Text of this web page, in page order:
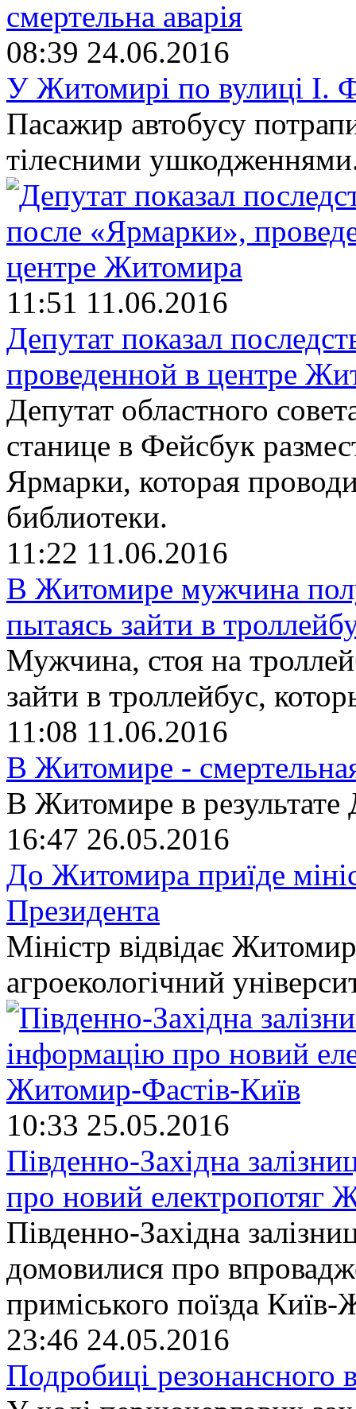
08:39 24.06.2016
У Житомирі по вулиці І.
Пасажир автобусу
тілесними
11:51 11.06.2016
Депутат показал
проведенной в центре
Депутат областного
станице в Фейсбук
Ярмарки, которая
библиотеки.
11:22 11.06.2016
В Житомире мужчина
пытаясь зайти в
Мужчина, стоя на
зайти в троллейбус,
11:08 11.06.2016
В Житомире -
В Житомире в
16:47 26.05.2016
До Житомира приїде
Президента
Міністр відвідає
агроекологічний
10:33 25.05.2016
Південно-Західна
про новий електропотяг
Південно-Західна
домовилися про
приміського поїзда
23:46 24.05.2016
Подробиці резонансного